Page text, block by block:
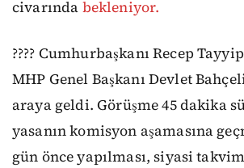
civarında bekleniyor.
???? Cumhurbaşkanı Recep
MHP Genel Başkanı Devlet
araya geldi. Görüşme 45 dakika
yasanın komisyon aşamasına
gün önce yapılması, siyasi